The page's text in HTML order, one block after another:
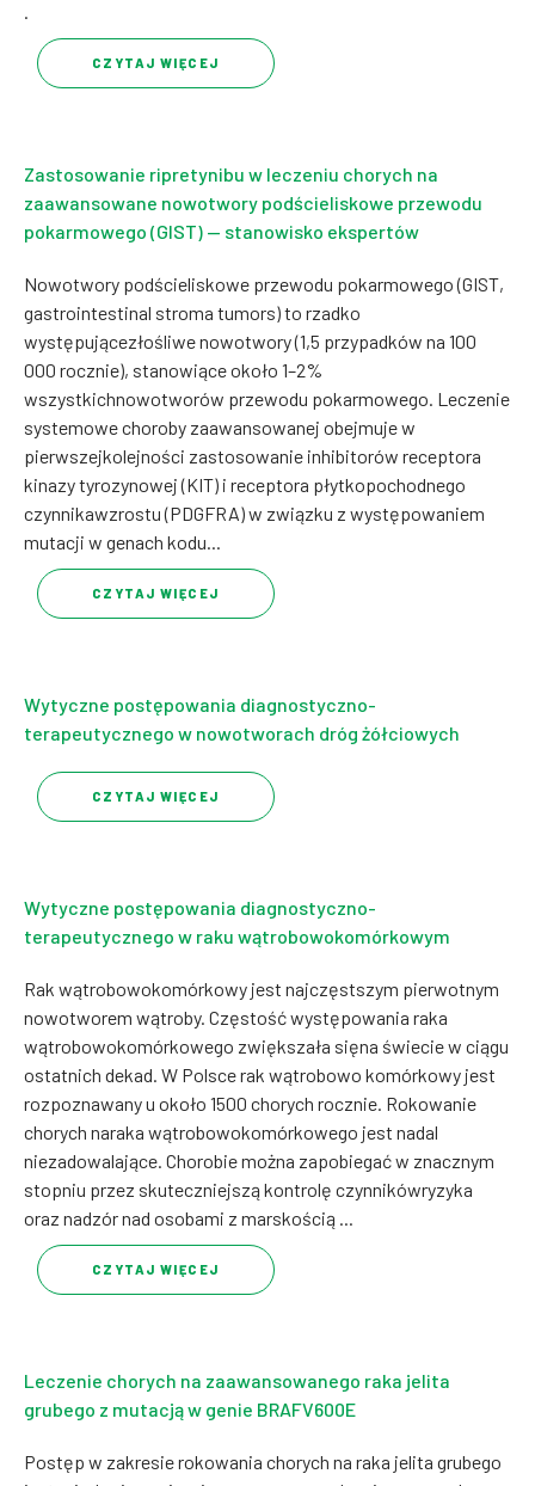
CZYTAJ WIĘCEJ
Zastosowanie ripretynibu w leczeniu chorych na
zaawansowane nowotwory podścieliskowe przewodu
pokarmowego (GIST) — stanowisko ekspertów
Nowotwory podścieliskowe przewodu pokarmowego (GIST,
gastrointestinal stroma tumors) to rzadko
występującezłośliwe nowotwory (1,5 przypadków na 100
000 rocznie), stanowiące około 1–2%
wszystkichnowotworów przewodu pokarmowego. Leczenie
systemowe choroby zaawansowanej obejmuje w
pierwszejkolejności zastosowanie inhibitorów receptora
kinazy tyrozynowej (KIT) i receptora płytkopochodnego
czynnikawzrostu (PDGFRA) w związku z występowaniem
mutacji w genach kodu...
CZYTAJ WIĘCEJ
Wytyczne postępowania diagnostyczno-
terapeutycznego w nowotworach dróg żółciowych
CZYTAJ WIĘCEJ
Wytyczne postępowania diagnostyczno-
terapeutycznego w raku wątrobowokomórkowym
Rak wątrobowokomórkowy jest najczęstszym pierwotnym
nowotworem wątroby. Częstość występowania raka
wątrobowokomórkowego zwiększała sięna świecie w ciągu
ostatnich dekad. W Polsce rak wątrobowo komórkowy jest
rozpoznawany u około 1500 chorych rocznie. Rokowanie
chorych naraka wątrobowokomórkowego jest nadal
niezadowalające. Chorobie można zapobiegać w znacznym
stopniu przez skuteczniejszą kontrolę czynnikówryzyka
oraz nadzór nad osobami z marskością ...
CZYTAJ WIĘCEJ
Leczenie chorych na zaawansowanego raka jelita
grubego z mutacją w genie BRAFV600E
Postęp w zakresie rokowania chorych na raka jelita grubego